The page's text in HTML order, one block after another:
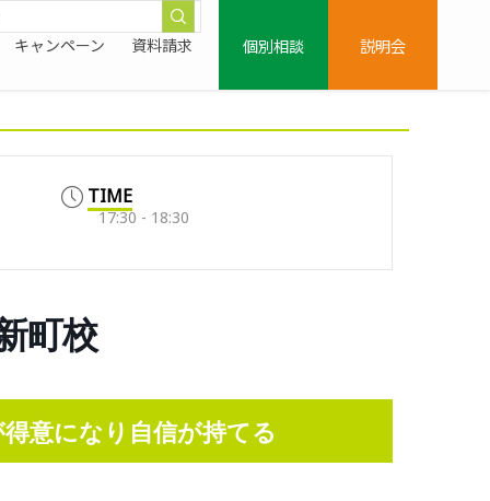
キャンペーン 資料請求
個別相談
説明会
TIME
17:30 - 18:30
町校
意になり自信が持てる